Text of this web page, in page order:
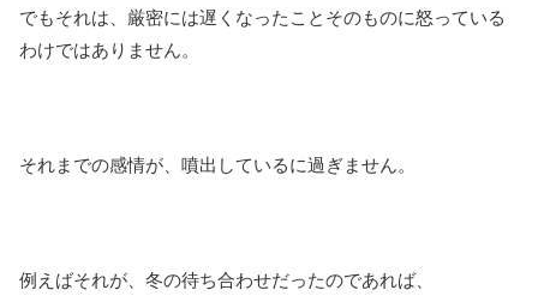
でもそれは、厳密には遅くなったことそのものに怒っている
わけではありません。
それまでの感情が、噴出しているに過ぎません。
例えばそれが、冬の待ち合わせだったのであれば、